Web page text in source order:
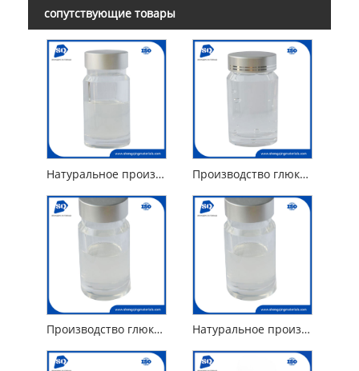
сопутствующие товары
Натуральное производное метилглюкозида ПЭГ-120 Диоэат метилглюкозы Производство глюкозида метил глюцет-20
Производство глюкозида метил глюцет-10 Натуральное производное метилглюкозида ПЭГ-120 триолеат метилглюкозы